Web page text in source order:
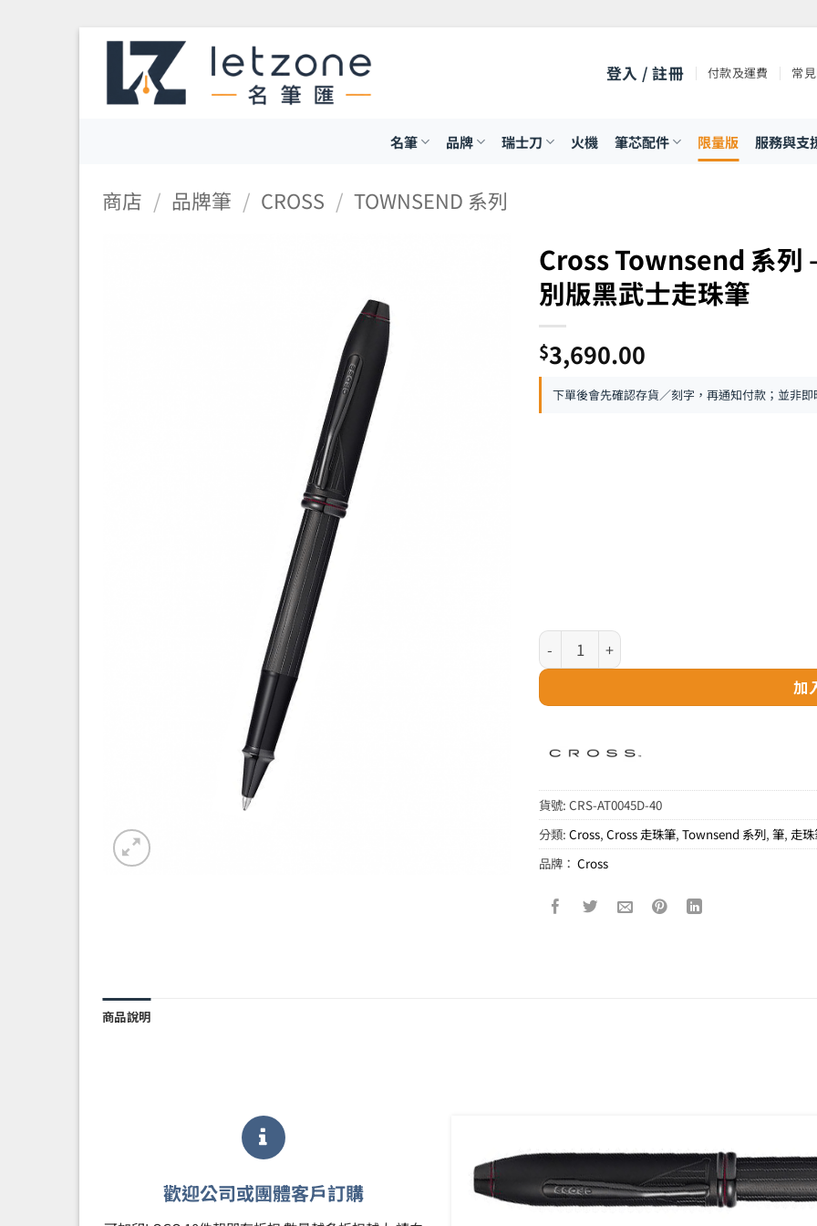
Skip
content
登入 / 註冊 付款及運費 常
名筆 品牌 瑞士刀 火機 筆芯配件 限量版 服務與支
商店 / 品牌筆 / CROSS / TOWNSEND 系列
Cross Townsend 系列
別版黑武士走珠筆
$3,690.00
下單後會先確認存貨／刻字，再通知付款；並非即
Cross Townsend 系列 - Star Wars™ 星球大戰
加
貨號:CRS-AT0045D-40
分類:Cross,Cross 走珠筆,Townsend 系列,筆,走
品牌：Cross
商品說明
歡迎公司或團體客戶訂購